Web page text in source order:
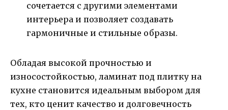
сочетается с другими элементами
интерьера и позволяет создавать
гармоничные и стильные образы.
Обладая высокой прочностью и
износостойкостью, ламинат под плитку на
кухне становится идеальным выбором для
тех, кто ценит качество и долговечность